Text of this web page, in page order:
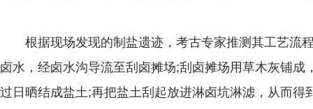
根据现场发现的制盐遗迹，考古专家推测其工艺流
卤水，经卤水沟导流至刮卤摊场;刮卤摊场用草木灰铺成
过日晒结成盐土;再把盐土刮起放进淋卤坑淋滤，从而得